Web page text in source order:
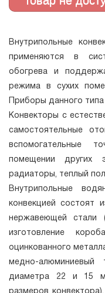
Внутрипольные
применяются в
обогрева и
режима в сухих
Приборы данного
Конвекторы с
самостоятельные
вспомогательные
помещении других
радиаторы, теплый пол
Внутрипольные
конвекцией состоят
нержавеющей стали
изготовление
оцинкованного
медно-
диаметра 22 и 15
размеров